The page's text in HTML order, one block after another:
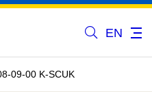
EN
09-00 K-SCUK